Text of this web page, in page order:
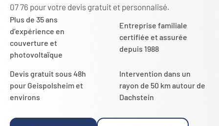
07 76 pour votre devis gratuit et personnalisé.
Plus de 35 ans
d’expérience en
couverture et
photovoltaïque
Entreprise familiale
certifiée et assurée
depuis 1988
Devis gratuit sous 48h
pour Geispolsheim et
environs
Intervention dans un
rayon de 50 km autour de
Dachstein